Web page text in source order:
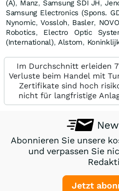
(A), Manz, Samsung SDI JH,
Samsung Electronics (Spons.
Nynomic,Vossloh, Basler,
Robotics, Electro Optic
(International), Alstom,
Im Durchschnitt erleiden
Verluste beim Handel mit
Zertifikate sind hoch
nicht für langfristige
Abonnieren Sie unsere
und verpassen Sie
Jetzt